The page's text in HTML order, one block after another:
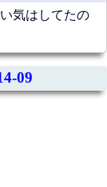
気はしてたの
09